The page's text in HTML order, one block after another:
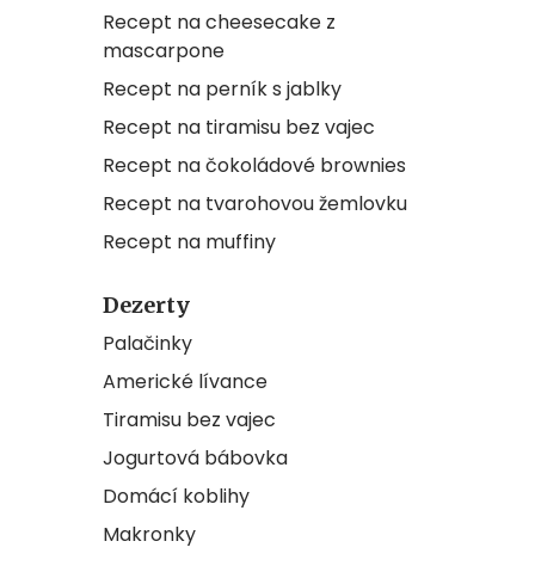
Recept na cheesecake z
mascarpone
Recept na perník s jablky
Recept na tiramisu bez vajec
Recept na čokoládové brownies
Recept na tvarohovou žemlovku
Recept na muffiny
Dezerty
Palačinky
Americké lívance
Tiramisu bez vajec
Jogurtová bábovka
Domácí koblihy
Makronky